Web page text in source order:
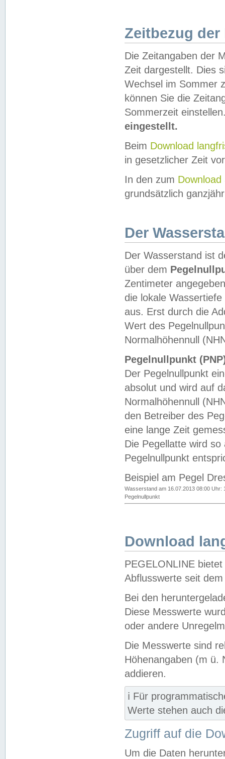
Zeitbezug der
Die Zeitangaben der
Zeit dargestellt. Dies
Wechsel im Sommer
können Sie die
Sommerzeit
eingestellt.
Beim Download
in gesetzlicher Zeit
In den zum Download
grundsätzlich
Der
Der Wasserstand ist
über dem
Zentimeter
die lokale
aus. Erst durch die
Wert des
Normalhöhennull
Pegelnullpunkt
Der Pegelnullpunkt
absolut und wird auf
Normalhöhennull
den Betreiber des
eine lange Zeit
Die Pegellatte wird
Pegelnullpunkt
Beispiel am Pegel
Wasserstand am 16.07.2013 08:00 Uhr:
Pegelnullpunkt
Download
PEGELONLINE
Abflusswerte seit
Bei den
Diese Messwerte
oder andere
Die Messwerte sind
Höhenangaben (m ü.
addieren.
ℹ️ Für
Werte stehen auch
Zugriff auf die
Um die Daten